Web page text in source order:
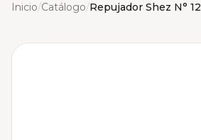
Inicio/Catálogo/Repujador Shez N° 12